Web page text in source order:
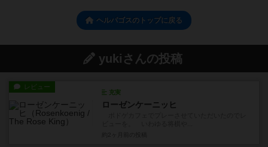
ヘルパゴスのトップに戻る
yukiさんの投稿
レビュー
充実
ローゼンケーニッヒ